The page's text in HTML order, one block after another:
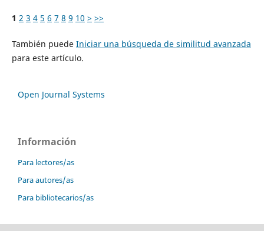
1 2 3 4 5 6 7 8 9 10 > >>
También puede Iniciar una búsqueda de similitud avanzada
para este artículo.
Open Journal Systems
Información
Para lectores/as
Para autores/as
Para bibliotecarios/as